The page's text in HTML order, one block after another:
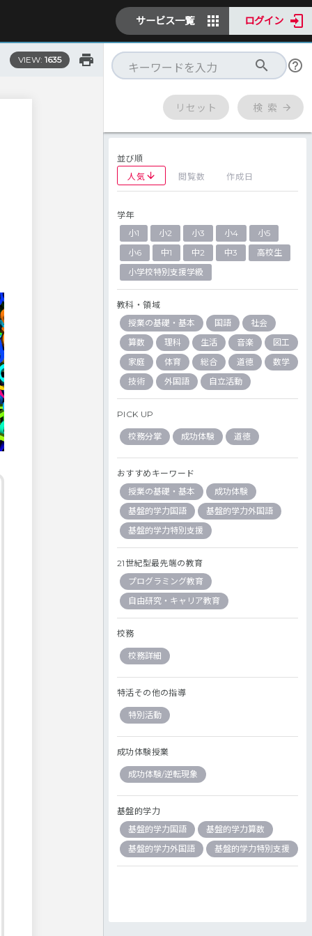
サービス一覧 ログイン
VIEW: 1635
リセット 検 索
並び順
人気
閲覧数 作成日
学年
小1
小2 小3 小4
小5
小6
中1 中2 中3
高校生
小学校特別支援学級
教科・領域
授業の基礎・基本
国語
社会
算数
理科 生活 音楽
図工
家庭
体育 総合 道徳
数学
技術
外国語 自立活動
PICK UP
校務分掌 成功体験 道徳
おすすめキーワード
授業の基礎・基本
成功体験
基盤的学力国語
基盤的学力外国語
基盤的学力特別支援
21世紀型最先端の教育
プログラミング教育
自由研究・キャリア教育
校務
校務詳細
特活その他の指導
特別活動
成功体験授業
成功体験/逆転現象
基盤的学力
基盤的学力国語
基盤的学力算数
基盤的学力外国語
基盤的学力特別支援